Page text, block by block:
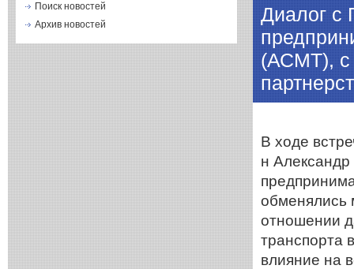
Поиск новостей
Архив новостей
Диалог с
(АСМТ), с
В ходе
н
обменялись
отношении
транспорта
влияние на